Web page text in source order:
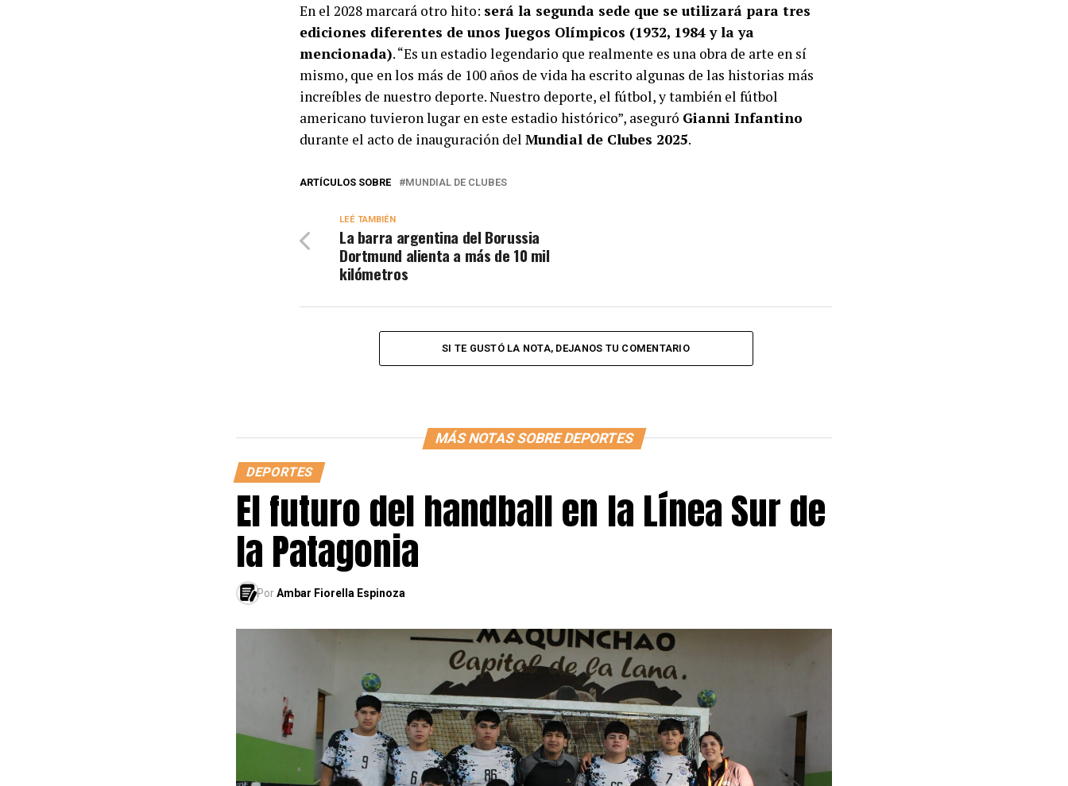
En el 2028 marcará otro hito: será la segunda sede que se utilizará para tres
ediciones diferentes de unos Juegos Olímpicos (1932, 1984 y la ya
mencionada). “Es un estadio legendario que realmente es una obra de arte en sí
mismo, que en los más de 100 años de vida ha escrito algunas de las historias más
increíbles de nuestro deporte. Nuestro deporte, el fútbol, y también el fútbol
americano tuvieron lugar en este estadio histórico”, aseguró Gianni Infantino
durante el acto de inauguración del Mundial de Clubes 2025.
ARTÍCULOS SOBRE MUNDIAL DE CLUBES
LEÉ TAMBIÉN
La barra argentina del Borussia
Dortmund alienta a más de 10 mil
kilómetros
SI TE GUSTÓ LA NOTA, DEJANOS TU COMENTARIO
MÁS NOTAS SOBRE DEPORTES
DEPORTES
El futuro del handball en la Línea Sur de
la Patagonia
PorAmbar Fiorella Espinoza